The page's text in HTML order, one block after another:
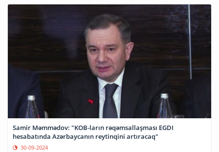
Samir Məmmədov: "KOB-ların rəqəmsallaşması EGDI
hesabatında Azərbaycanın reytinqini artıracaq"
30-09-2024